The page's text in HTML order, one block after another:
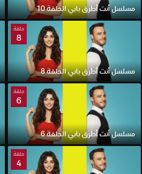
مسلسل أنت أطرق بابي الحلقة 10
حلقة
8
مسلسل أنت أطرق بابي الحلقة 8
حلقة
6
مسلسل أنت أطرق بابي الحلقة 6
حلقة
4